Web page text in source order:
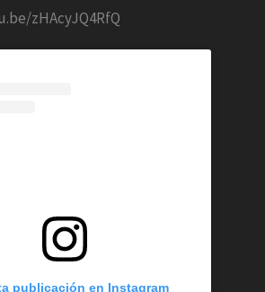
zHAcyJQ4RfQ
publicación en Instagram